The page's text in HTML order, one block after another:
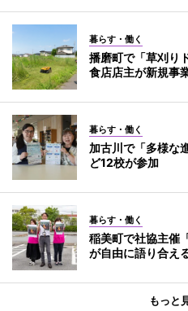
暮らす・働く
播磨町で「草刈り
食店店主が新規事
暮らす・働く
加古川で「多様な
ど12校が参加
暮らす・働く
稲美町で社協主催
が自由に語り合え
もっと